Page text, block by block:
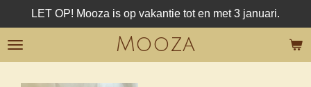
direct
naar
de
hoofdinhoud
Mooza
LET OP! Mooza is op vakantie tot en met 3 januari.